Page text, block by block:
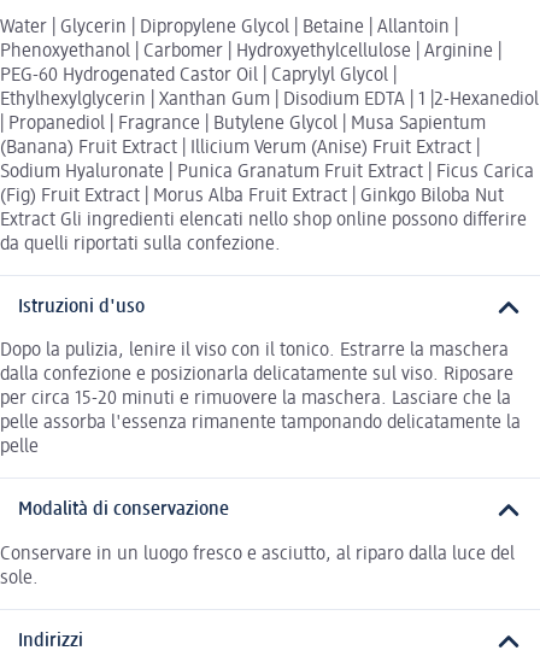
Water | Glycerin | Dipropylene Glycol | Betaine | Allantoin |
Phenoxyethanol | Carbomer | Hydroxyethylcellulose | Arginine |
PEG-60 Hydrogenated Castor Oil | Caprylyl Glycol |
Ethylhexylglycerin | Xanthan Gum | Disodium EDTA | 1 |2-Hexanediol
| Propanediol | Fragrance | Butylene Glycol | Musa Sapientum
(Banana) Fruit Extract | Illicium Verum (Anise) Fruit Extract |
Sodium Hyaluronate | Punica Granatum Fruit Extract | Ficus Carica
(Fig) Fruit Extract | Morus Alba Fruit Extract | Ginkgo Biloba Nut
Extract Gli ingredienti elencati nello shop online possono differire
da quelli riportati sulla confezione.
Istruzioni d'uso
Dopo la pulizia, lenire il viso con il tonico. Estrarre la maschera
dalla confezione e posizionarla delicatamente sul viso. Riposare
per circa 15-20 minuti e rimuovere la maschera. Lasciare che la
pelle assorba l'essenza rimanente tamponando delicatamente la
pelle
Modalità di conservazione
Conservare in un luogo fresco e asciutto, al riparo dalla luce del
sole.
Indirizzi